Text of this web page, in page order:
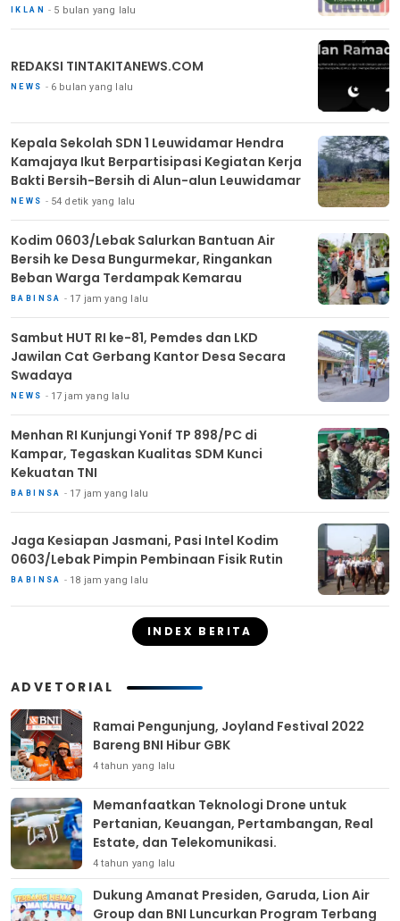
IKLAN 5 bulan yang lalu
REDAKSI TINTAKITANEWS.COM
NEWS 6 bulan yang lalu
Kepala Sekolah SDN 1 Leuwidamar Hendra
Kamajaya Ikut Berpartisipasi Kegiatan Kerja
Bakti Bersih-Bersih di Alun-alun Leuwidamar
NEWS 54 detik yang lalu
Kodim 0603/Lebak Salurkan Bantuan Air
Bersih ke Desa Bungurmekar, Ringankan
Beban Warga Terdampak Kemarau
BABINSA 17 jam yang lalu
Sambut HUT RI ke-81, Pemdes dan LKD
Jawilan Cat Gerbang Kantor Desa Secara
Swadaya
NEWS 17 jam yang lalu
Menhan RI Kunjungi Yonif TP 898/PC di
Kampar, Tegaskan Kualitas SDM Kunci
Kekuatan TNI
BABINSA 17 jam yang lalu
Jaga Kesiapan Jasmani, Pasi Intel Kodim
0603/Lebak Pimpin Pembinaan Fisik Rutin
BABINSA 18 jam yang lalu
INDEX BERITA
ADVETORIAL
Ramai Pengunjung, Joyland Festival 2022
Bareng BNI Hibur GBK
4 tahun yang lalu
Memanfaatkan Teknologi Drone untuk
Pertanian, Keuangan, Pertambangan, Real
Estate, dan Telekomunikasi.
4 tahun yang lalu
Dukung Amanat Presiden, Garuda, Lion Air
Group dan BNI Luncurkan Program Terbang